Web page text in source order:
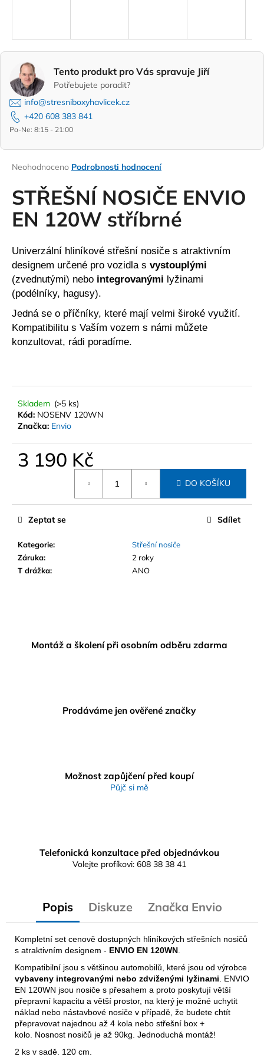
Průměrné
produktu
je
0,0
hvězdiček.
Neohodnoceno Podrobnosti hodnocení
STŘEŠNÍ NOSIČE ENVIO
EN 120W stříbrné
Univerzální hliníkové střešní nosiče s atraktivním
designem určené pro vozidla s vystouplými
(zvednutými) nebo integrovanými lyžinami
(podélníky, hagusy).
Jedná se o příčníky, které mají velmi široké využití.
Kompatibilitu s Vaším vozem s námi můžete
konzultovat, rádi poradíme.
Skladem (>5 ks)
Kód: NOSENV 120WN
Značka: Envio
3 190 Kč
DO KOŠÍKU
Kategorie:
Střešní nosiče
Záruka:
2 roky
T drážka: ANO
Zeptat se Sdílet
M
Tento produkt pro Vás spravuje Jiří
Potřebujete poradit?
info@stresniboxyhavlicek.cz
+420 608 383 841
Po-Ne: 8:15 - 21:00
Montáž a školení při osobním odběru zdarma
Prodáváme jen ověřené značky
Možnost zapůjčení před koupí
Půjč si mě
Telefonická konzultace před objednávkou
Volejte profíkovi: 608 38 38 41
Popis Diskuze Značka Envio
Kompletní set cenově dostupných hliníkových střešních nosičů
s atraktivním designem - ENVIO EN 120WN
Kompatibilní jsou s většinou automobilů, které jsou od výrobce
vybaveny integrovanými nebo zdviženými lyžinami . ENVIO
EN 120WN jsou nosiče s přesahem a proto poskytují větší
přepravní kapacitu a větší prostor, na který je možné uchytit
náklad nebo nástavbové nosiče v případě, že budete chtít
přepravovat najednou až 4 kola nebo střešní box +
kolo. Nosnost nosičů je až 90kg. Jednoduchá montáž!
2 ks v sadě. 120 cm.
?
D
o
p
o
u
č
u
j
m
e
ARCOS
TAŽNÉ
VČ.
33
389